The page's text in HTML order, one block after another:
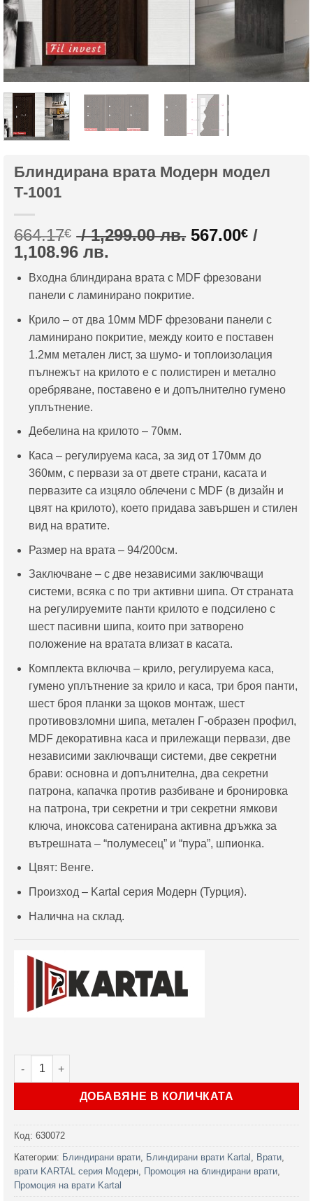
Блиндирана врата Модерн модел
Т-1001
664.17€ / 1,299.00 лв. Original
664.17€
/
1,299.00
лв..
567.00€ /
1,108.96 лв.
е:
567.00€
/
1,108.96
лв..
Входна блиндирана врата с MDF фрезовани
панели с ламинирано покритие.
Крило – от два 10мм MDF фрезовани панели с
ламинирано покритие, между които е поставен
1.2мм метален лист, за шумо- и топлоизолация
пълнежът на крилото е с полистирен и метално
оребряване, поставено е и допълнително гумено
уплътнение.
Дебелина на крилото – 70мм.
Каса – регулируема каса, за зид от 170мм до
360мм, с первази за от двете страни, касата и
первазите са изцяло облечени с MDF (в дизайн и
цвят на крилото), което придава завършен и стилен
вид на вратите.
Размер на врата – 94/200см.
Заключване – с две независими заключващи
системи, всяка с по три активни шипа. От страната
на регулируемите панти крилото е подсилено с
шест пасивни шипа, които при затворено
положение на вратата влизат в касата.
Комплекта включва – крило, регулируема каса,
гумено уплътнение за крило и каса, три броя панти,
шест броя планки за щоков монтаж, шест
противовзломни шипа, метален Г-образен профил,
MDF декоративна каса и прилежащи первази, две
независими заключващи системи, две секретни
брави: основна и допълнителна, два секретни
патрона, капачка против разбиване и бронировка
на патрона, три секретни и три секретни ямкови
ключа, иноксова сатенирана активна дръжка за
вътрешната – “полумесец” и “пура”, шпионка.
Цвят: Венге.
Произход – Kartal серия Модерн (Турция).
Налична на склад.
количество за Блиндирана врата Модерн модел Т-1001
ДОБАВЯНЕ В КОЛИЧКАТА
Код: 630072
Категории: Блиндирани врати, Блиндирани врати Kartal , Врати,
врати KARTAL серия Модерн, Промоция на блиндирани врати,
Промоция на врати Kartal